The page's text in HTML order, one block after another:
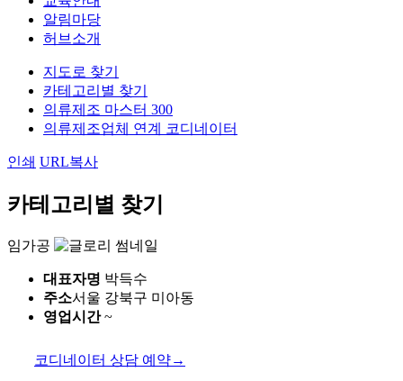
알림마당
허브소개
지도로 찾기
카테고리별 찾기
의류제조 마스터 300
의류제조업체 연계 코디네이터
인쇄 URL복사
카테고리별 찾기
임가공
대표자명 박득수
주소서울 강북구 미아동
영업시간~
코디네이터 상담 예약→